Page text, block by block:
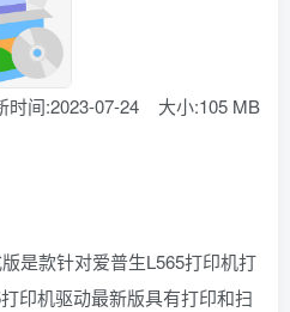
时间:2023-07-24 大小:105 MB
是款针对爱普生L565打印机打
印机驱动最新版具有打印和扫